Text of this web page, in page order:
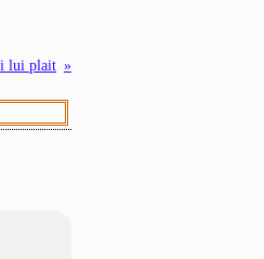
lui plait